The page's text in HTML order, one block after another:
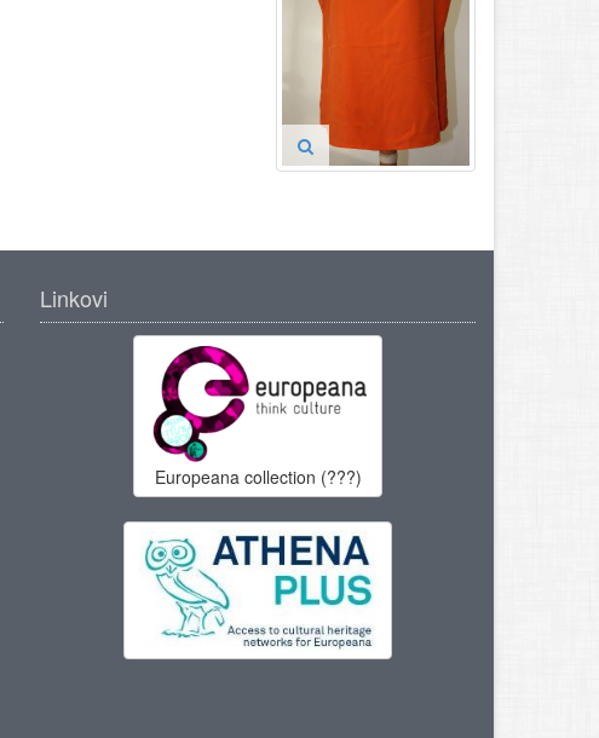
Linkovi
Europeana collection (???)